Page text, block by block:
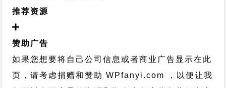
推荐资源
赞助广告
如果您想要将自己公司信息或者商业广告显示在此
页，请考虑捐赠和赞助 WPfanyi.com ，以便让我